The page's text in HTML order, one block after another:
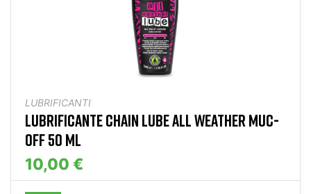
LUBRIFICANTI
LUBRIFICANTE CHAIN LUBE ALL WEATHER MUC-
OFF 5O ML
10,00 €